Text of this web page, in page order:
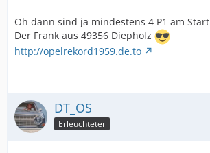
Oh dann sind ja mindestens 4 P1 am Start
Der Frank aus 49356 Diepholz
http://opelrekord1959.de.to
DT_OS
Erleuchteter